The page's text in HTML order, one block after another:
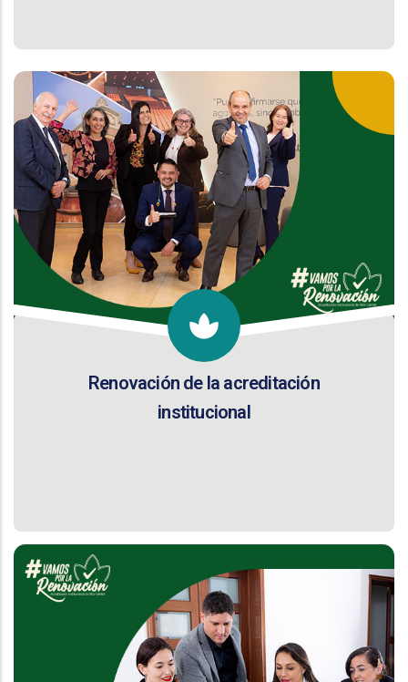
Renovación de la acreditación
institucional